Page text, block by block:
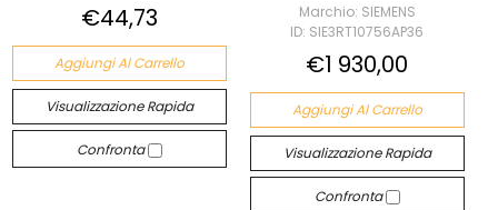
€44,73
Aggiungi Al Carrello
Visualizzazione Rapida
Confronta
Marchio: SIEMENS
ID: SIE3RT10756AP36
€1 930,00
Aggiungi Al Carrello
Visualizzazione Rapida
Confronta